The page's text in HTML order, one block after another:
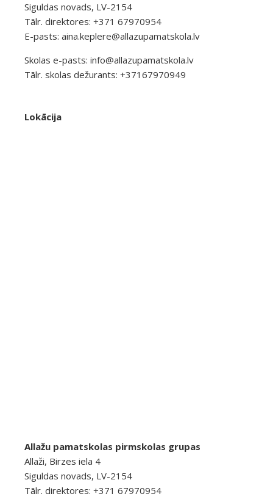
Siguldas novads, LV-2154
Tālr. direktores: +371 67970954
E-pasts: aina.keplere@allazupamatskola.lv
Skolas e-pasts: info@allazupamatskola.lv
Tālr. skolas dežurants: +37167970949
Lokācija
Allažu pamatskolas pirmskolas grupas
Allaži, Birzes iela 4
Siguldas novads, LV-2154
Tālr. direktores: +371 67970954